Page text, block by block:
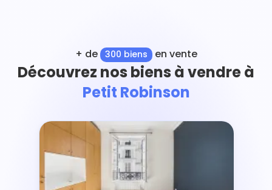
+ de 300 biens en vente
Découvrez nos biens à vendre à
Petit Robinson